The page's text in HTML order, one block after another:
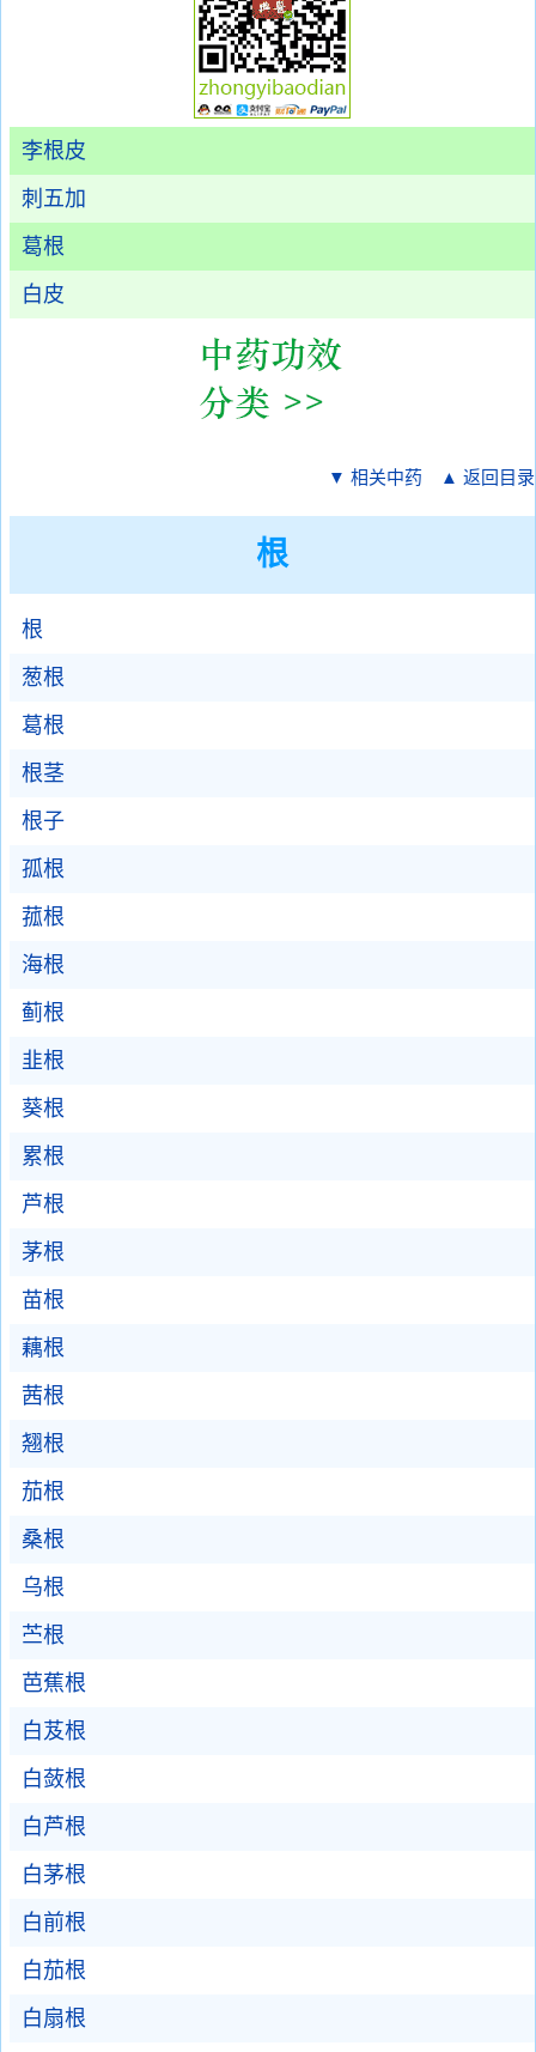
李根皮
刺五加
葛根
白皮
▼ 相关中药 ▲ 返回目录
根
根
葱根
葛根
根茎
根子
孤根
菰根
海根
蓟根
韭根
葵根
累根
芦根
茅根
苗根
藕根
茜根
翘根
茄根
桑根
乌根
苎根
芭蕉根
白芨根
白蔹根
白芦根
白茅根
白前根
白茄根
白扇根